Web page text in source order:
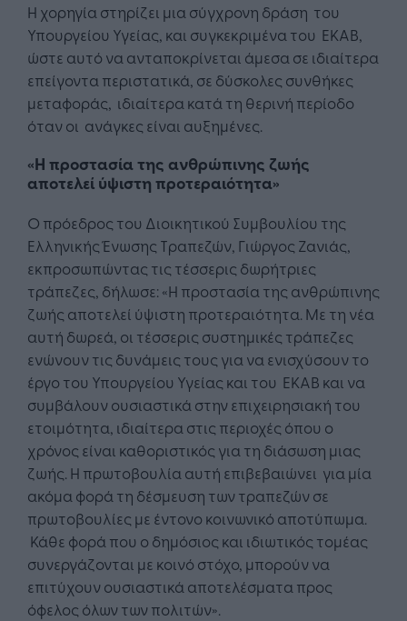
Η χορηγία στηρίζει μια σύγχρονη δράση του
Υπουργείου Υγείας, και συγκεκριμένα του ΕΚΑΒ,
ώστε αυτό να ανταποκρίνεται άμεσα σε ιδιαίτερα
επείγοντα περιστατικά, σε δύσκολες συνθήκες
μεταφοράς, ιδιαίτερα κατά τη θερινή περίοδο
όταν οι ανάγκες είναι αυξημένες.
«Η προστασία της ανθρώπινης ζωής
αποτελεί ύψιστη προτεραιότητα»
Ο πρόεδρος του Διοικητικού Συμβουλίου της
Ελληνικής Ένωσης Τραπεζών, Γιώργος Ζανιάς,
εκπροσωπώντας τις τέσσερις δωρήτριες
τράπεζες, δήλωσε: «Η προστασία της ανθρώπινης
ζωής αποτελεί ύψιστη προτεραιότητα. Με τη νέα
αυτή δωρεά, οι τέσσερις συστημικές τράπεζες
ενώνουν τις δυνάμεις τους για να ενισχύσουν το
έργο του Υπουργείου Υγείας και του ΕΚΑΒ και να
συμβάλουν ουσιαστικά στην επιχειρησιακή του
ετοιμότητα, ιδιαίτερα στις περιοχές όπου ο
χρόνος είναι καθοριστικός για τη διάσωση μιας
ζωής. Η πρωτοβουλία αυτή επιβεβαιώνει για μία
ακόμα φορά τη δέσμευση των τραπεζών σε
πρωτοβουλίες με έντονο κοινωνικό αποτύπωμα.
Κάθε φορά που ο δημόσιος και ιδιωτικός τομέας
συνεργάζονται με κοινό στόχο, μπορούν να
επιτύχουν ουσιαστικά αποτελέσματα προς
όφελος όλων των πολιτών».